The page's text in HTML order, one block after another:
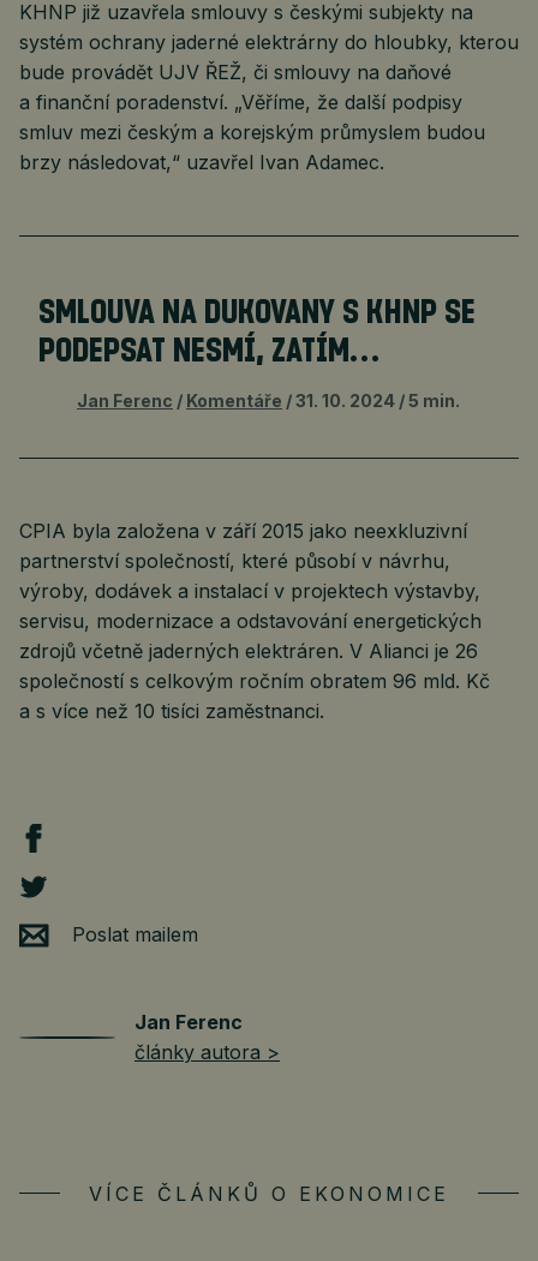
KHNP již uzavřela smlouvy s českými subjekty na
systém ochrany jaderné elektrárny do hloubky, kterou
bude provádět UJV ŘEŽ, či smlouvy na daňové
a finanční poradenství. „Věříme, že další podpisy
smluv mezi českým a korejským průmyslem budou
brzy následovat,“ uzavřel Ivan Adamec.
SMLOUVA NA DUKOVANY S KHNP SE
PODEPSAT NESMÍ, ZATÍM…
Jan Ferenc Komentáře 31. 10. 2024 5 min.
CPIA byla založena v září 2015 jako neexkluzivní
partnerství společností, které působí v návrhu,
výroby, dodávek a instalací v projektech výstavby,
servisu, modernizace a odstavování energetických
zdrojů včetně jaderných elektráren. V Alianci je 26
společností s celkovým ročním obratem 96 mld. Kč
a s více než 10 tisíci zaměstnanci.
Poslat mailem
Jan Ferenc
články autora >
VÍCE ČLÁNKŮ O EKONOMICE